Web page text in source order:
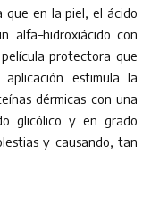
que en la piel, el ácido
alfa–hidroxiácido con
protectora que
estimula la
dérmicas con una
glicólico y en grado
y causando, tan